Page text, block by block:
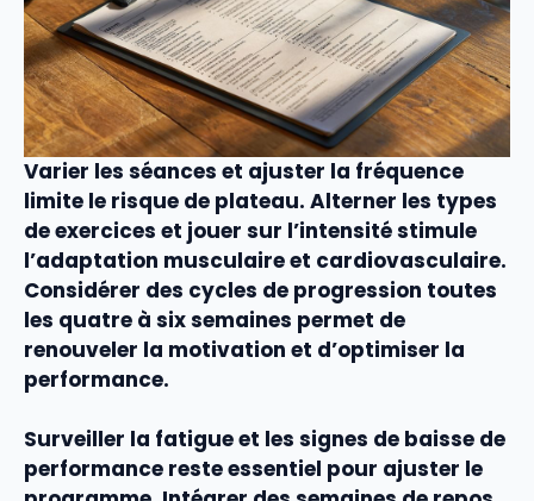
Varier les séances et ajuster la fréquence
limite le risque de plateau. Alterner les types
deexercices et jouer sur l’intensitéstimule
l’adaptation musculaire et cardiovasculaire.
Considérer des cycles de progression toutes
les quatre à six semaines permet de
renouveler la motivation et d’optimiser la
performance.
Surveiller la fatigueet les signes de baisse de
performance reste essentiel pour ajuster le